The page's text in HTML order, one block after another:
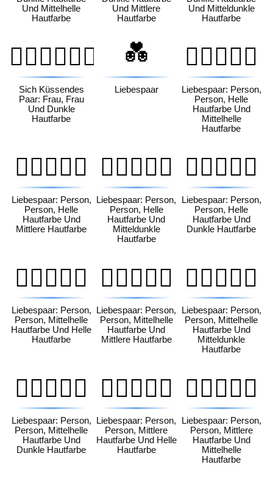
Und Mittelhelle
Hautfarbe
Und Mittlere
Hautfarbe
Und Mitteldunkle
Hautfarbe
👩🏿‍❤️‍💋‍👩🏿
Sich Küssendes
Paar: Frau, Frau
Und Dunkle
Hautfarbe
💑
Liebespaar
🧑🏻‍❤️‍🧑🏼
Liebespaar: Person,
Person, Helle
Hautfarbe Und
Mittelhelle
Hautfarbe
🧑🏻‍❤️‍🧑🏽
Liebespaar: Person,
Person, Helle
Hautfarbe Und
Mittlere Hautfarbe
🧑🏻‍❤️‍🧑🏾
Liebespaar: Person,
Person, Helle
Hautfarbe Und
Mitteldunkle
Hautfarbe
🧑🏻‍❤️‍🧑🏿
Liebespaar: Person,
Person, Helle
Hautfarbe Und
Dunkle Hautfarbe
🧑🏼‍❤️‍🧑🏻
Liebespaar: Person,
Person, Mittelhelle
Hautfarbe Und Helle
Hautfarbe
🧑🏼‍❤️‍🧑🏽
Liebespaar: Person,
Person, Mittelhelle
Hautfarbe Und
Mittlere Hautfarbe
🧑🏼‍❤️‍🧑🏾
Liebespaar: Person,
Person, Mittelhelle
Hautfarbe Und
Mitteldunkle
Hautfarbe
🧑🏼‍❤️‍🧑🏿
Liebespaar: Person,
Person, Mittelhelle
Hautfarbe Und
Dunkle Hautfarbe
🧑🏽‍❤️‍🧑🏻
Liebespaar: Person,
Person, Mittlere
Hautfarbe Und Helle
Hautfarbe
🧑🏽‍❤️‍🧑🏼
Liebespaar: Person,
Person, Mittlere
Hautfarbe Und
Mittelhelle
Hautfarbe